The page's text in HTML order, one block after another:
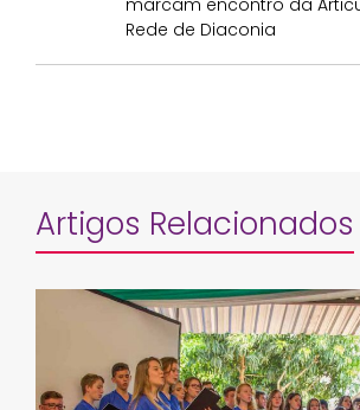
Rede de Diaconia
Artigos Relacionados